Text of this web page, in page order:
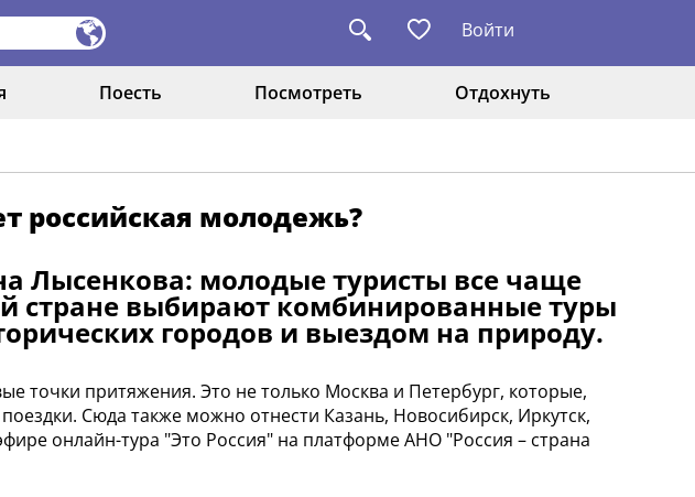
Войти
Поесть Посмотреть Отдохнуть
российская молодежь?
Лысенкова: молодые туристы все чаще
стране выбирают комбинированные туры
городов и выездом на природу.
точки притяжения. Это не только Москва и Петербург, которые,
Сюда также можно отнести Казань, Новосибирск, Иркутск,
онлайн-тура "Это Россия" на платформе АНО "Россия – страна